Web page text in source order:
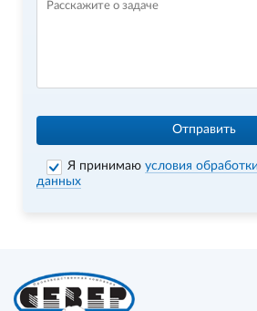
Отправить
Я принимаюусловия
данных